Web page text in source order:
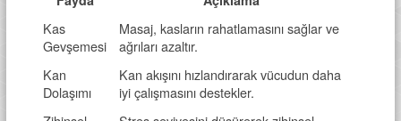
Kas
Gevşemesi
Masaj, kasların rahatlamasını sağlar ve
ağrıları azaltır.
Kan
Dolaşımı
Kan akışını hızlandırarak vücudun daha
iyi çalışmasını destekler.